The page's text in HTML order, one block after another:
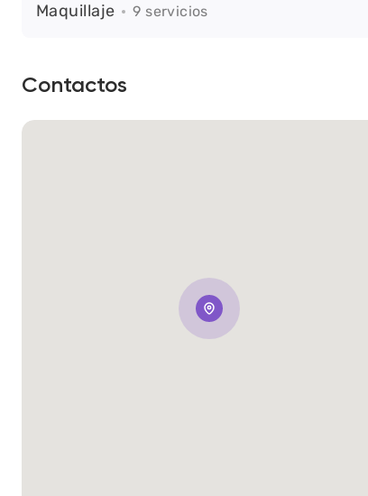
Maquillaje 9 servicios
Contactos